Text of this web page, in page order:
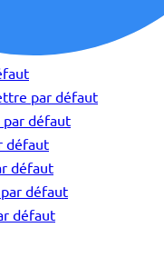
par défaut
défaut
défaut
défaut
défaut
défaut